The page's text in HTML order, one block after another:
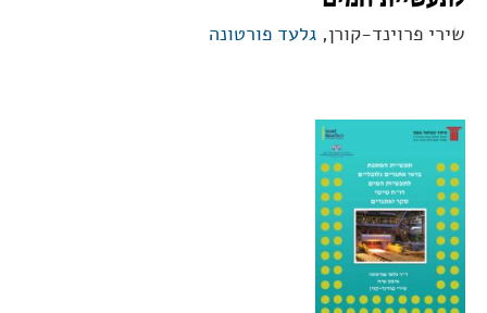
שירי פרוינד-קורן, גלעד פורטונה